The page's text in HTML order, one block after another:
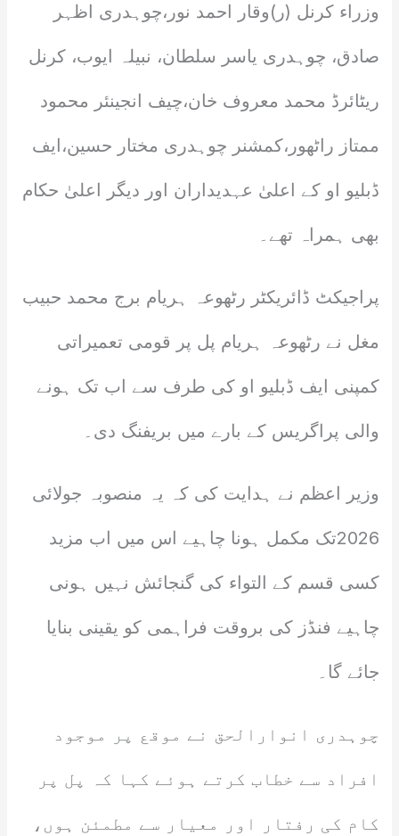
وزراء کرنل (ر)وقار احمد نور،چوہدری اظہر
صادق، چوہدری یاسر سلطان، نبیلہ ایوب، کرنل
ریٹائرڈ محمد معروف خان،چیف انجینئر محمود
ممتاز راٹھور،کمشنر چوہدری مختار حسین،ایف
ڈبلیو او کے اعلیٰ عہدیداران اور دیگر اعلیٰ حکام
بھی ہمراہ تھے۔
پراجیکٹ ڈائریکٹر رٹھوعہ ہریام برج محمد حبیب
مغل نے رٹھوعہ ہریام پل پر قومی تعمیراتی
کمپنی ایف ڈبلیو او کی طرف سے اب تک ہونے
والی پراگریس کے بارے میں بریفنگ دی۔
وزیر اعظم نے ہدایت کی کہ یہ منصوبہ جولائی
2026تک مکمل ہونا چاہیے اس میں اب مزید
کسی قسم کے التواء کی گنجائش نہیں ہونی
چاہیے فنڈز کی بروقت فراہمی کو یقینی بنایا
جائے گا۔
چوہدری انوارالحق نے موقع پر موجود
افراد سے خطاب کرتے ہوئے کہا کہ پل پر
کام کی رفتار اور معیار سے مطمئن ہوں،